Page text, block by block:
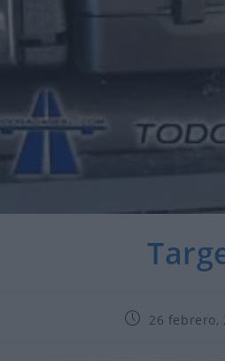
Publicación
26 febrero,